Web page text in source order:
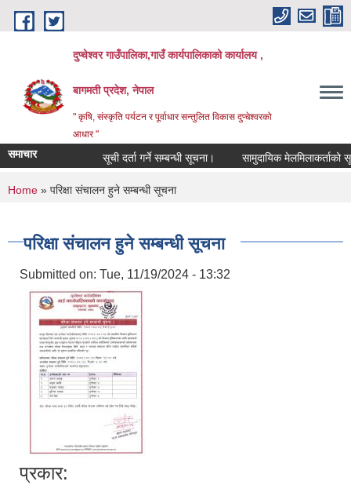
Skip to main content
दुप्चेश्वर गाउँपालिका,गाउँ कार्यपालिकाको कार्यालय ,
बागमती प्रदेश, नेपाल
" कृषि, संस्कृति पर्यटन र पूर्वाधार सन्तुलित विकास दुप्चेश्वरको
आधार "
समाचार सूची दर्ता गर्ने सम्बन्धी सूचना। सामुदायिक मेलमिलाकर्ताको सूची
You are here
Home » परिक्षा संचालन हुने सम्बन्धी सूचना
परिक्षा संचालन हुने सम्बन्धी सूचना
Submitted on: Tue, 11/19/2024 - 13:32
प्रकार: